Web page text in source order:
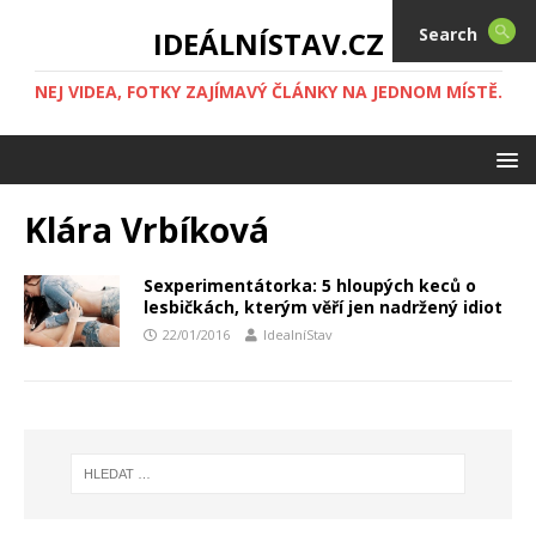
IDEÁLNÍSTAV.CZ
NEJ VIDEA, FOTKY ZAJÍMAVÝ ČLÁNKY NA JEDNOM MÍSTĚ.
Klára Vrbíková
Sexperimentátorka: 5 hloupých keců o
lesbičkách, kterým věří jen nadržený idiot
22/01/2016 IdealníStav
Search